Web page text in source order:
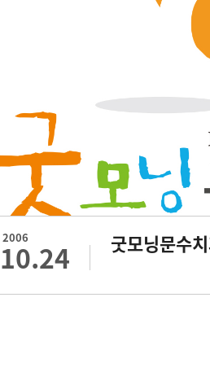
2006
10.24 굿모닝문수